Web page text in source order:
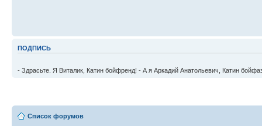
ПОДПИСЬ
- Здрасьте. Я Виталик, Катин бойфренд! - А я Аркадий Анатольевич, Катин
Список форумов